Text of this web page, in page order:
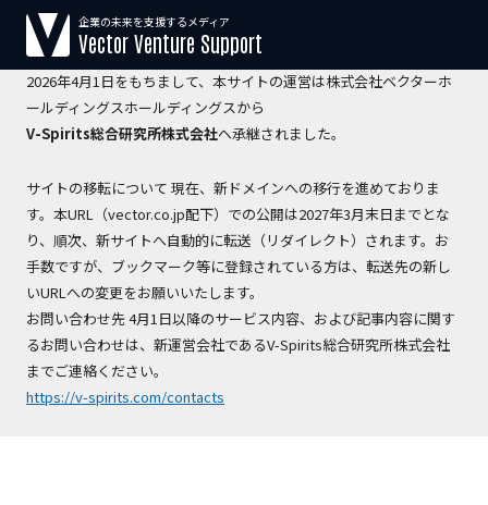
【運営会社変更のお知らせ】
2026年4月1日をもちまして、本サイトの運営は株式会社ベクターホ
ールディングスホールディングスから
V-Spirits総合研究所株式会社へ承継されました。
サイトの移転について 現在、新ドメインへの移行を進めておりま
す。本URL（vector.co.jp配下）での公開は2027年3月末日までとな
り、順次、新サイトへ自動的に転送（リダイレクト）されます。お
手数ですが、ブックマーク等に登録されている方は、転送先の新し
いURLへの変更をお願いいたします。
お問い合わせ先 4月1日以降のサービス内容、および記事内容に関す
るお問い合わせは、新運営会社であるV-Spirits総合研究所株式会社
までご連絡ください。
https://v-spirits.com/contacts
企業の未来を支援するメディア
Vector Venture Support